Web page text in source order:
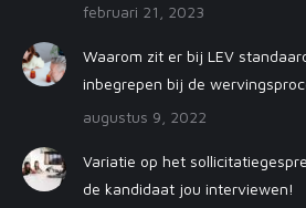
februari 21, 2023
Waarom zit er bij LEV
inbegrepen bij de
augustus 9, 2022
Variatie op het
de kandidaat jou interviewen!